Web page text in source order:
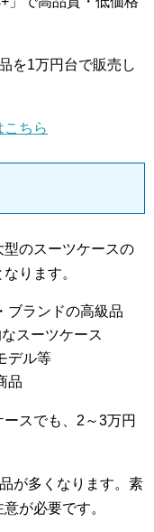
を1万円台で販売し
ちら
のスーツケースの
ります。
ブランドの高級品
スーツケース
デル等
品
スでも、2～3万円
が多くなります。素
が必要です。